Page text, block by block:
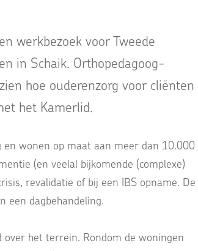
werkbezoek voor Tweede
in Schaik. Orthopedagoog-
hoe ouderenzorg voor cliënten
het Kamerlid.
wonen op maat aan meer dan 10.000
(en veelal bijkomende (complexe)
revalidatie of bij een IBS opname. De
een dagbehandeling.
het terrein. Rondom de woningen